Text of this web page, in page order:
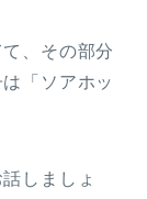
、その部分
「ソアホッ
しましょ